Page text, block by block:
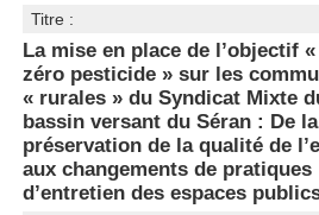
Titre :
La mise en place de l’objectif «
zéro pesticide » sur les
« rurales » du Syndicat Mixte
bassin versant du Séran : De la
préservation de la qualité de
aux changements de pratiques
d’entretien des espaces